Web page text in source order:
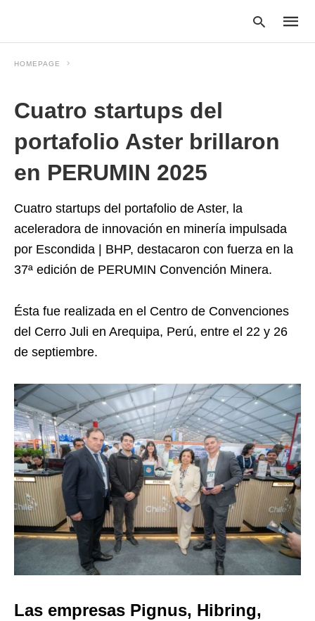
HOMEPAGE
Cuatro startups del
portafolio Aster brillaron
en PERUMIN 2025
Cuatro startups del portafolio de Aster, la
aceleradora de innovación en minería impulsada
por Escondida | BHP, destacaron con fuerza en la
37ª edición de PERUMIN Convención Minera.
Ésta fue realizada en el Centro de Convenciones
del Cerro Juli en Arequipa, Perú, entre el 22 y 26
de septiembre.
Las empresas Pignus, Hibring,